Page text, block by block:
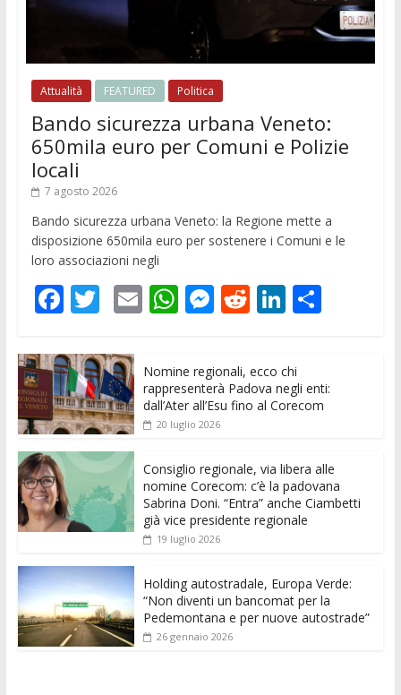
Attualità FEATURED Politica
Bando sicurezza urbana Veneto:
650mila euro per Comuni e Polizie
locali
7 agosto 2026
Bando sicurezza urbana Veneto: la Regione mette a
disposizione 650mila euro per sostenere i Comuni e le
loro associazioni negli
F
e
b
o
o
k
T
itt
er
E
l
W
s
A
p
p
M
e
n
er
R
di
t
Li
e
dI
C
di
vi
Nomine regionali, ecco chi
rappresenterà Padova negli enti:
dall’Ater all’Esu fino al Corecom
20 luglio 2026
Consiglio regionale, via libera alle
nomine Corecom: c’è la padovana
Sabrina Doni. “Entra” anche Ciambetti
già vice presidente regionale
19 luglio 2026
Holding autostradale, Europa Verde:
“Non diventi un bancomat per la
Pedemontana e per nuove autostrade”
26 gennaio 2026